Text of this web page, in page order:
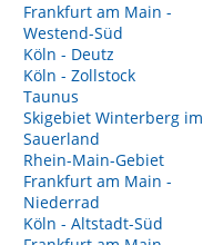
Frankfurt am Main -
Westend-Süd
Köln - Deutz
Köln - Zollstock
Taunus
Skigebiet Winterberg im
Sauerland
Rhein-Main-Gebiet
Frankfurt am Main -
Niederrad
Köln - Altstadt-Süd